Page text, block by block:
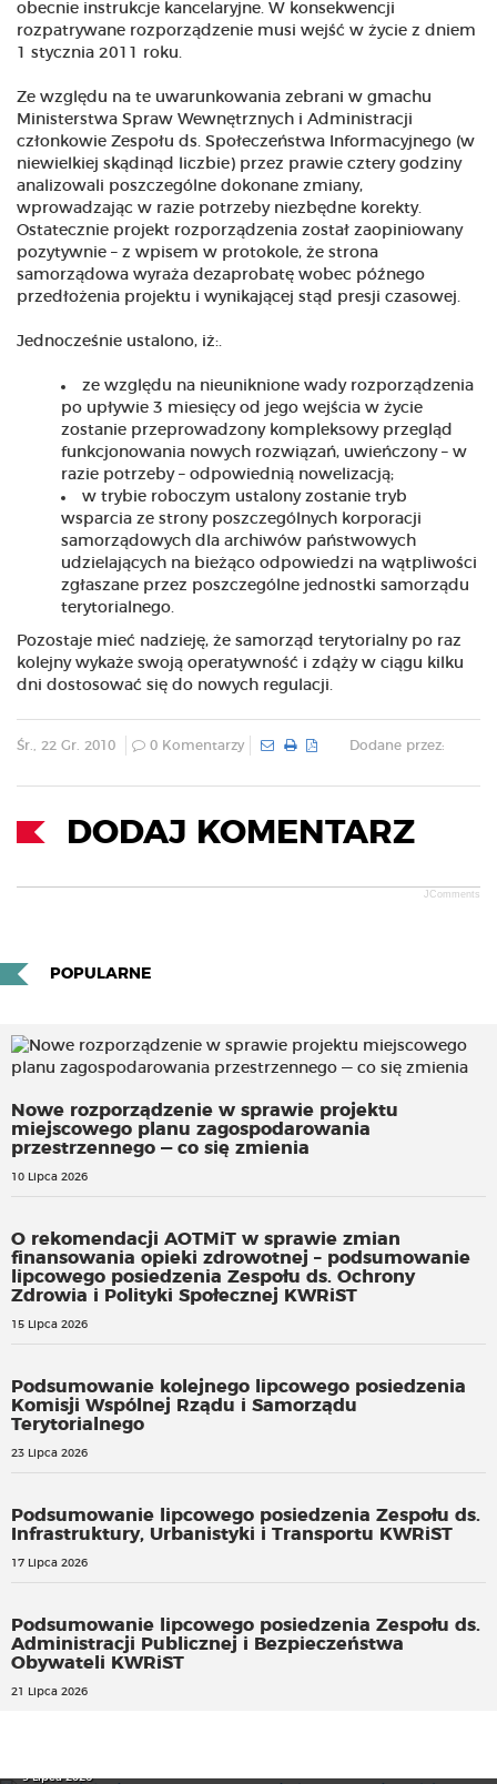
obecnie instrukcje kancelaryjne. W konsekwencji
rozpatrywane rozporządzenie musi wejść w życie z dniem
1 stycznia 2011 roku.
Ze względu na te uwarunkowania zebrani w gmachu
Ministerstwa Spraw Wewnętrznych i Administracji
członkowie Zespołu ds. Społeczeństwa Informacyjnego (w
niewielkiej skądinąd liczbie) przez prawie cztery godziny
analizowali poszczególne dokonane zmiany,
wprowadzając w razie potrzeby niezbędne korekty.
Ostatecznie projekt rozporządzenia został zaopiniowany
pozytywnie – z wpisem w protokole, że strona
samorządowa wyraża dezaprobatę wobec późnego
przedłożenia projektu i wynikającej stąd presji czasowej.
Jednocześnie ustalono, iż:.
ze względu na nieuniknione wady rozporządzenia
po upływie 3 miesięcy od jego wejścia w życie
zostanie przeprowadzony kompleksowy przegląd
funkcjonowania nowych rozwiązań, uwieńczony – w
razie potrzeby – odpowiednią nowelizacją;
w trybie roboczym ustalony zostanie tryb
wsparcia ze strony poszczególnych korporacji
samorządowych dla archiwów państwowych
udzielających na bieżąco odpowiedzi na wątpliwości
zgłaszane przez poszczególne jednostki samorządu
terytorialnego.
Pozostaje mieć nadzieję, że samorząd terytorialny po raz
kolejny wykaże swoją operatywność i zdąży w ciągu kilku
dni dostosować się do nowych regulacji.
Śr., 22 Gr. 2010 0 Komentarzy Dodane przez:
DODAJ KOMENTARZ
JComments
POPULARNE
Nowe rozporządzenie w sprawie projektu
miejscowego planu zagospodarowania
przestrzennego — co się zmienia
10 Lipca 2026
O rekomendacji AOTMiT w sprawie zmian
finansowania opieki zdrowotnej – podsumowanie
lipcowego posiedzenia Zespołu ds. Ochrony
Zdrowia i Polityki Społecznej KWRiST
15 Lipca 2026
Podsumowanie kolejnego lipcowego posiedzenia
Komisji Wspólnej Rządu i Samorządu
Terytorialnego
23 Lipca 2026
Podsumowanie lipcowego posiedzenia Zespołu ds.
Infrastruktury, Urbanistyki i Transportu KWRiST
17 Lipca 2026
Podsumowanie lipcowego posiedzenia Zespołu ds.
Administracji Publicznej i Bezpieczeństwa
Obywateli KWRiST
21 Lipca 2026
9 Lipca 2026